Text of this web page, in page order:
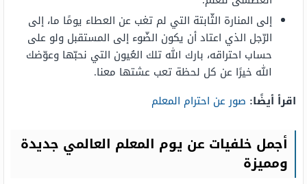
إلى المنارة الثّابتة التي لم تغب عن العطاء يومًا ما، إلى
الرّجل الذي اعتاد أن يكون الضّوء إلى المستقبل ولو على
حساب احتراقه، بارك الله تلك العُيون التي نحبّها وعوّضك
الله خيرًا عن كل لحظة تعب عشتها معنا.
اقرأ أيضًا: صور عن احترام المعلم
أجمل خلفيات عن يوم المعلم العالمي جديدة
ومميزة